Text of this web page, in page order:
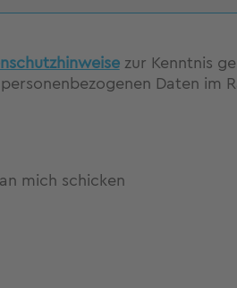
zur Kenntnis
Daten im
mich schicken